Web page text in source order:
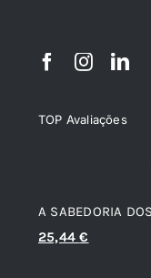
TOP Avaliações
A SABEDORIA
O
25,44€